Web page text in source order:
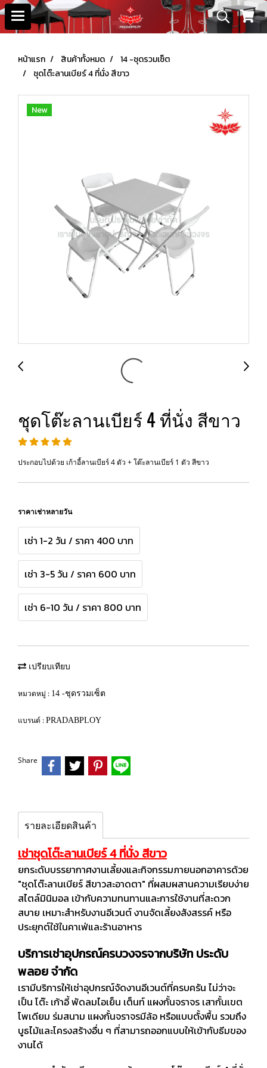
หน้าแรก สินค้าทั้งหมด
14 -ชุดรวมเซ็ต
ชุดโต๊ะลานเบียร์ 4 ที่นั่ง สีขาว
New
ชุดโต๊ะลานเบียร์ 4 ที่นั่ง สีขาว
ประกอบไปด้วย เก้าอี้ลานเบียร์ 4 ตัว + โต๊ะลานเบียร์ 1 ตัว สีขาว
ราคาเช่าหลายวัน
เช่า 1-2 วัน / ราคา 400 บาท
เช่า 3-5 วัน / ราคา 600 บาท
เช่า 6-10 วัน / ราคา 800 บาท
เปรียบเทียบ
หมวดหมู่ : 14 -ชุดรวมเซ็ต
แบรนด์ : PRADABPLOY
Share
รายละเอียดสินค้า
เช่าชุดโต๊ะลานเบียร์ 4 ที่นั่ง สีขาว
ยกระดับบรรยากาศงานเลี้ยงและกิจกรรมภายนอกอาคารด้วย
"ชุดโต๊ะลานเบียร์ สีขาวสะอาดตา" ที่ผสมผสานความเรียบง่าย
สไตล์มินิมอล เข้ากับความทนทานและการใช้งานที่สะดวก
สบาย เหมาะสำหรับงานอีเวนต์ งานจัดเลี้ยงสังสรรค์ หรือ
ประยุกต์ใช้ในคาเฟ่และร้านอาหาร
บริการเช่าอุปกรณ์ครบวงจรจากบริษัท ประดับ
พลอย จำกัด
เรามีบริการให้เช่าอุปกรณ์จัดงานอีเวนต์ที่ครบครัน ไม่ว่าจะ
เป็น โต๊ะ เก้าอี้ พัดลมไอเย็น เต็นท์ แผงกั้นจราจร เสากั้นเขต
โพเดียม ร่มสนาม แผงกั้นจราจรมีล้อ หรือแบบตั้งพื้น รวมถึง
บูธไม้และโครงสร้างอื่น ๆ ที่สามารถออกแบบให้เข้ากับธีมของ
งานได้